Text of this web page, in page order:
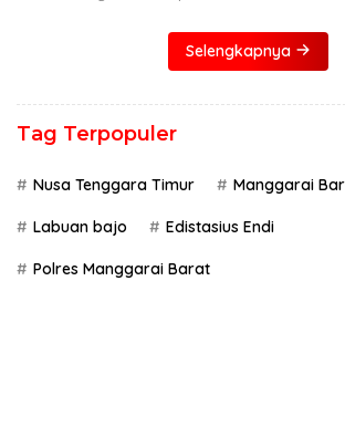
Selengkapnya
Tag Terpopuler
Nusa Tenggara Timur Manggarai
Labuan bajo Edistasius Endi
Polres Manggarai Barat